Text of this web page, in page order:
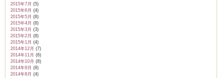
2015年7月 (5)
2015年6月 (4)
2015年5月 (8)
2015年4月 (8)
2015年3月 (3)
2015年2月 (8)
2015年1月 (4)
2014年12月 (7)
2014年11月 (6)
2014年10月 (8)
2014年9月 (8)
2014年8月 (4)